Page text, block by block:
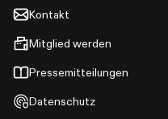
Kontakt
Mitglied werden
Pressemitteilungen
Datenschutz